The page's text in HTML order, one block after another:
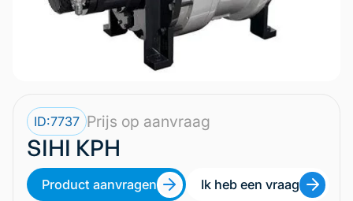
ID:7737 Prijs op aanvraag
SIHI KPH
Product aanvragen
Ik heb een vraag